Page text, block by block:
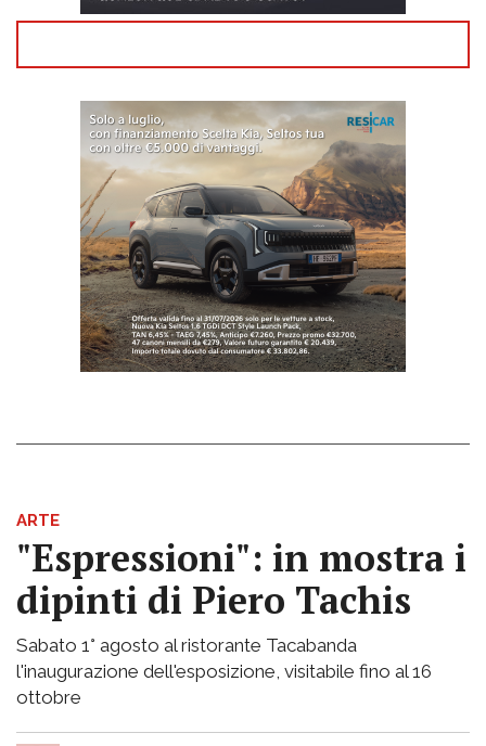
ARTE
"Espressioni": in mostra i
dipinti di Piero Tachis
Sabato 1° agosto al ristorante Tacabanda
l'inaugurazione dell'esposizione, visitabile fino al 16
ottobre